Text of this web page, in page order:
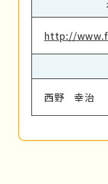
http://
西野 幸治